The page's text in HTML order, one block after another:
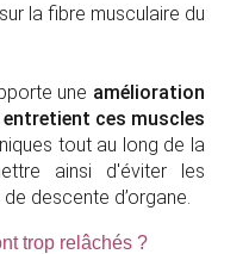
la fibre musculaire du
une amélioration
ces muscles
tout au long de la
ainsi d'éviter les
descente d’organe.
trop relâchés ?